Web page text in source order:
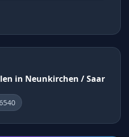
in Neunkirchen / Saar